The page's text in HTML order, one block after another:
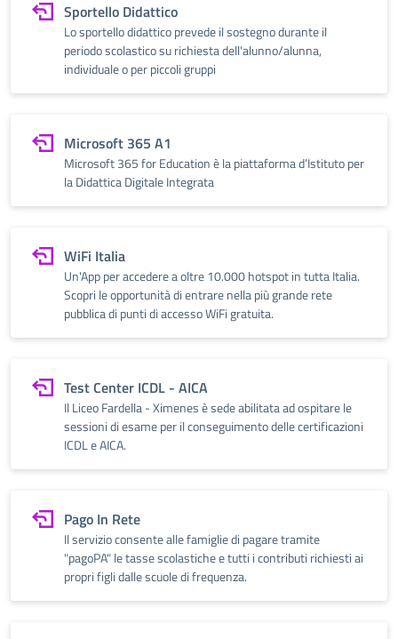
Sportello Didattico
Lo sportello didattico prevede il sostegno durante il
periodo scolastico su richiesta dell'alunno/alunna,
individuale o per piccoli gruppi
Microsoft 365 A1
Microsoft 365 for Education è la piattaforma d’Istituto per
la Didattica Digitale Integrata
WiFi Italia
Un'App per accedere a oltre 10.000 hotspot in tutta Italia.
Scopri le opportunità di entrare nella più grande rete
pubblica di punti di accesso WiFi gratuita.
Test Center ICDL - AICA
Il Liceo Fardella - Ximenes è sede abilitata ad ospitare le
sessioni di esame per il conseguimento delle certificazioni
ICDL e AICA.
Pago In Rete
Il servizio consente alle famiglie di pagare tramite
"pagoPA" le tasse scolastiche e tutti i contributi richiesti ai
propri figli dalle scuole di frequenza.